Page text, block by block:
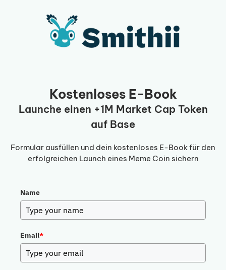
Kostenloses E-Book
Launche einen +1M Market Cap Token
auf Base
Formular ausfüllen und dein kostenloses E-Book für den
erfolgreichen Launch eines Meme Coin sichern
Name
Email*